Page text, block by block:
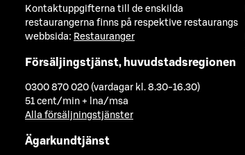
Kontaktuppgifterna till de enskilda
restaurangerna finns på respektive restaurangs
webbsida: Restauranger
Försäljingstjänst, huvudstadsregionen
0300 870 020 (vardagar kl. 8.30-16.30)
51 cent/min + lna/msa
Alla försäljningstjänster
Ägarkundtjänst